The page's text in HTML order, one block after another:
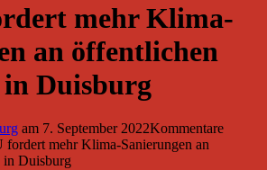
mehr Klima-
an öffentlichen
in Duisburg
am 7. September 2022Kommentare
mehr Klima-Sanierungen an
in Duisburg